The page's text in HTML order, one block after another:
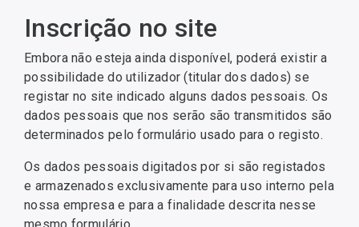
Inscrição no site
Embora não esteja ainda disponível, poderá existir a
possibilidade do utilizador (titular dos dados) se
registar no site indicado alguns dados pessoais. Os
dados pessoais que nos serão são transmitidos são
determinados pelo formulário usado para o registo.
Os dados pessoais digitados por si são registados
e armazenados exclusivamente para uso interno pela
nossa empresa e para a finalidade descrita nesse